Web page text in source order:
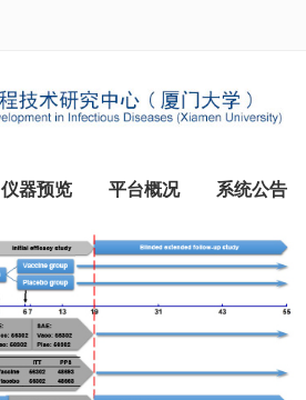
仪器预览 平台概况 系统公告